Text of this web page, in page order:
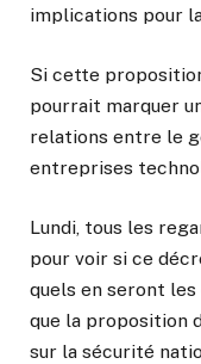
implications pour
Si cette
pourrait marquer
relations entre le
entreprises
Lundi, tous les
pour voir si ce
quels en seront les
que la proposition
sur la sécurité